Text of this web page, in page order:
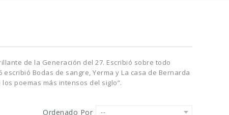
de la Generación del 27. Escribió sobre todo
Bodas de sangre, Yerma y La casa de Bernarda
poemas más intensos del siglo”.
Ordenado Por --